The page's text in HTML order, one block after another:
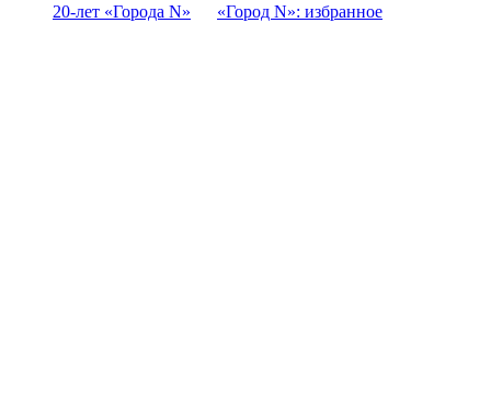
20-лет «Города N» «Город N»: избранное